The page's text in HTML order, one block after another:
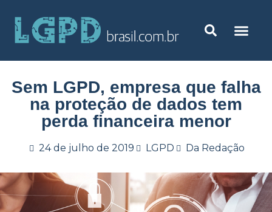
Sem LGPD, empresa que falha
na proteção de dados tem
perda financeira menor
24 de julho de 2019 LGPD Da Redação